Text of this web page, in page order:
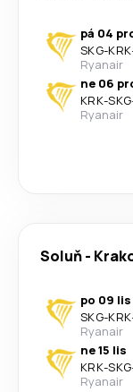
pá 04
SKG-KRK·
Ryanair
ne 06
KRK-SKG·
Ryanair
Soluň-
po 09 lis
SKG-KRK·
Ryanair
ne 15 lis
KRK-SKG·
Ryanair